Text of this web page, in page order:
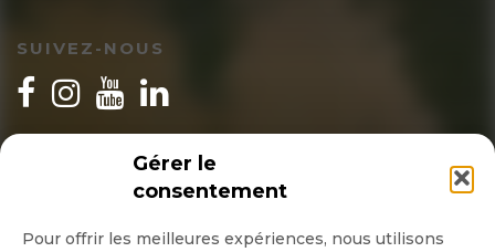
Gérer le
consentement
Pour offrir les meilleures expériences, nous utilisons
SUIVEZ-NOUS
INSCRIPTION NEWSLETTER